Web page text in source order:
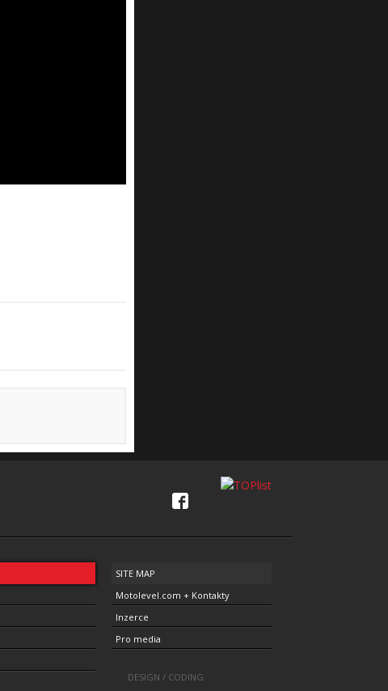
SITE MAP
Motolevel.com + Kontakty
Inzerce
Pro media
DESIGN / CODING